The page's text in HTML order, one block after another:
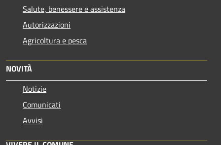
Salute, benessere e assistenza
Autorizzazioni
Agricoltura e pesca
NOVITÀ
Notizie
Comunicati
Avvisi